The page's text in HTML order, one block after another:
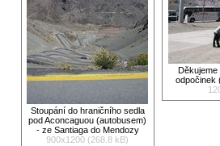
Stoupání do hraničního sedla
pod Aconcaguou (autobusem)
- ze Santiaga do Mendozy
900x1200 (268.8 kB)
odpočinek